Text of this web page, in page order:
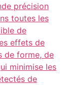
précision
toutes les
de
effets de
de forme, de
minimise les
de